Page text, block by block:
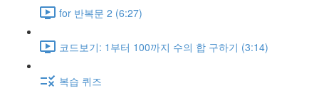
for 반복문 2 (6:27)
코드보기: 1부터 100까지 수의 합 구하기 (3:14)
복습 퀴즈